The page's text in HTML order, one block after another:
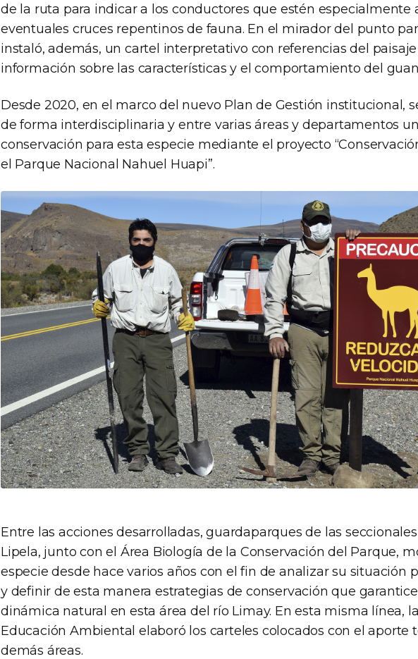
de la ruta para indicar a los conductores que estén especialmente
eventuales cruces repentinos de fauna. En el mirador del punto
instaló, además, un cartel interpretativo con referencias del
información sobre las características y el comportamiento del
Desde 2020, en el marco del nuevo Plan de Gestión institucional,
de forma interdisciplinaria y entre varias áreas y departamentos
conservación para esta especie mediante el proyecto
el Parque Nacional Nahuel Huapi”.
Entre las acciones desarrolladas, guardaparques de las
Lipela, junto con el Área Biología de la Conservación del Parque,
especie desde hace varios años con el fin de analizar su situación
y definir de esta manera estrategias de conservación que
dinámica natural en esta área del río Limay. En esta misma línea,
Educación Ambiental elaboró los carteles colocados con el aporte
demás áreas.